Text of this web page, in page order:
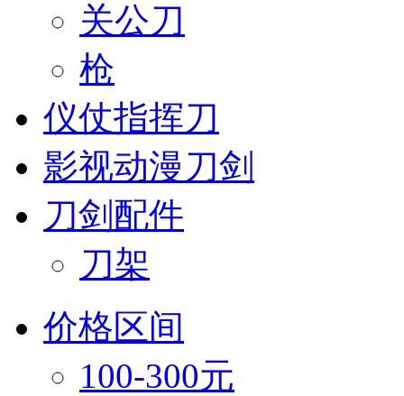
关公刀
枪
仪仗指挥刀
影视动漫刀剑
刀剑配件
刀架
价格区间
100-300元